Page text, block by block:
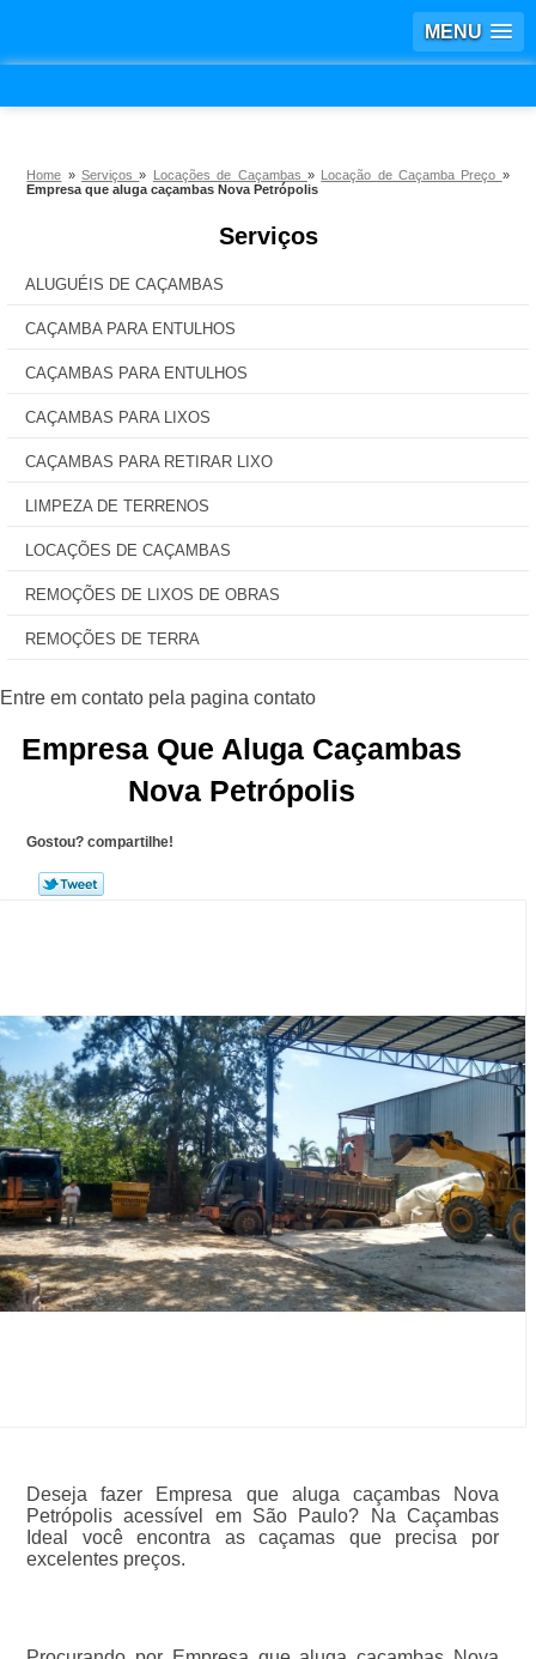
MENU
Home »Serviços» Locações de Caçambas » Locação de Caçamba Preço »
Empresa que aluga caçambas Nova Petrópolis
Serviços
ALUGUÉIS DE CAÇAMBAS
CAÇAMBA PARA ENTULHOS
CAÇAMBAS PARA ENTULHOS
CAÇAMBAS PARA LIXOS
CAÇAMBAS PARA RETIRAR LIXO
LIMPEZA DE TERRENOS
LOCAÇÕES DE CAÇAMBAS
REMOÇÕES DE LIXOS DE OBRAS
REMOÇÕES DE TERRA
Empresa Que Aluga Caçambas
Nova Petrópolis
Gostou? compartilhe!
Deseja fazer Empresa que aluga caçambas Nova
Petrópolis acessível em São Paulo? Na Caçambas
Ideal você encontra as caçamas que precisa por
excelentes preços.